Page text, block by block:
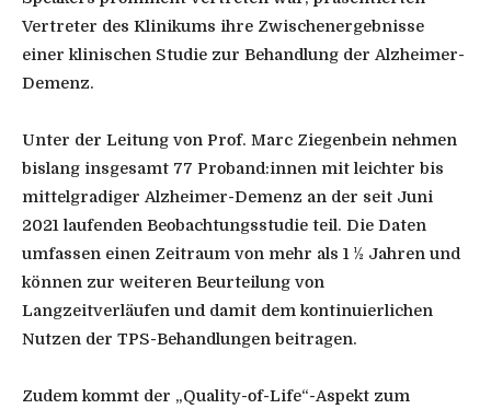
Vertreter des Klinikums ihre Zwischenergebnisse
einer klinischen Studie zur Behandlung der Alzheimer-
Demenz.
Unter der Leitung von Prof. Marc Ziegenbein nehmen
bislang insgesamt 77 Proband:innen mit leichter bis
mittelgradiger Alzheimer-Demenz an der seit Juni
2021 laufenden Beobachtungsstudie teil. Die Daten
umfassen einen Zeitraum von mehr als 1 ½ Jahren und
können zur weiteren Beurteilung von
Langzeitverläufen und damit dem kontinuierlichen
Nutzen der TPS-Behandlungen beitragen.
Zudem kommt der „Quality-of-Life“-Aspekt zum